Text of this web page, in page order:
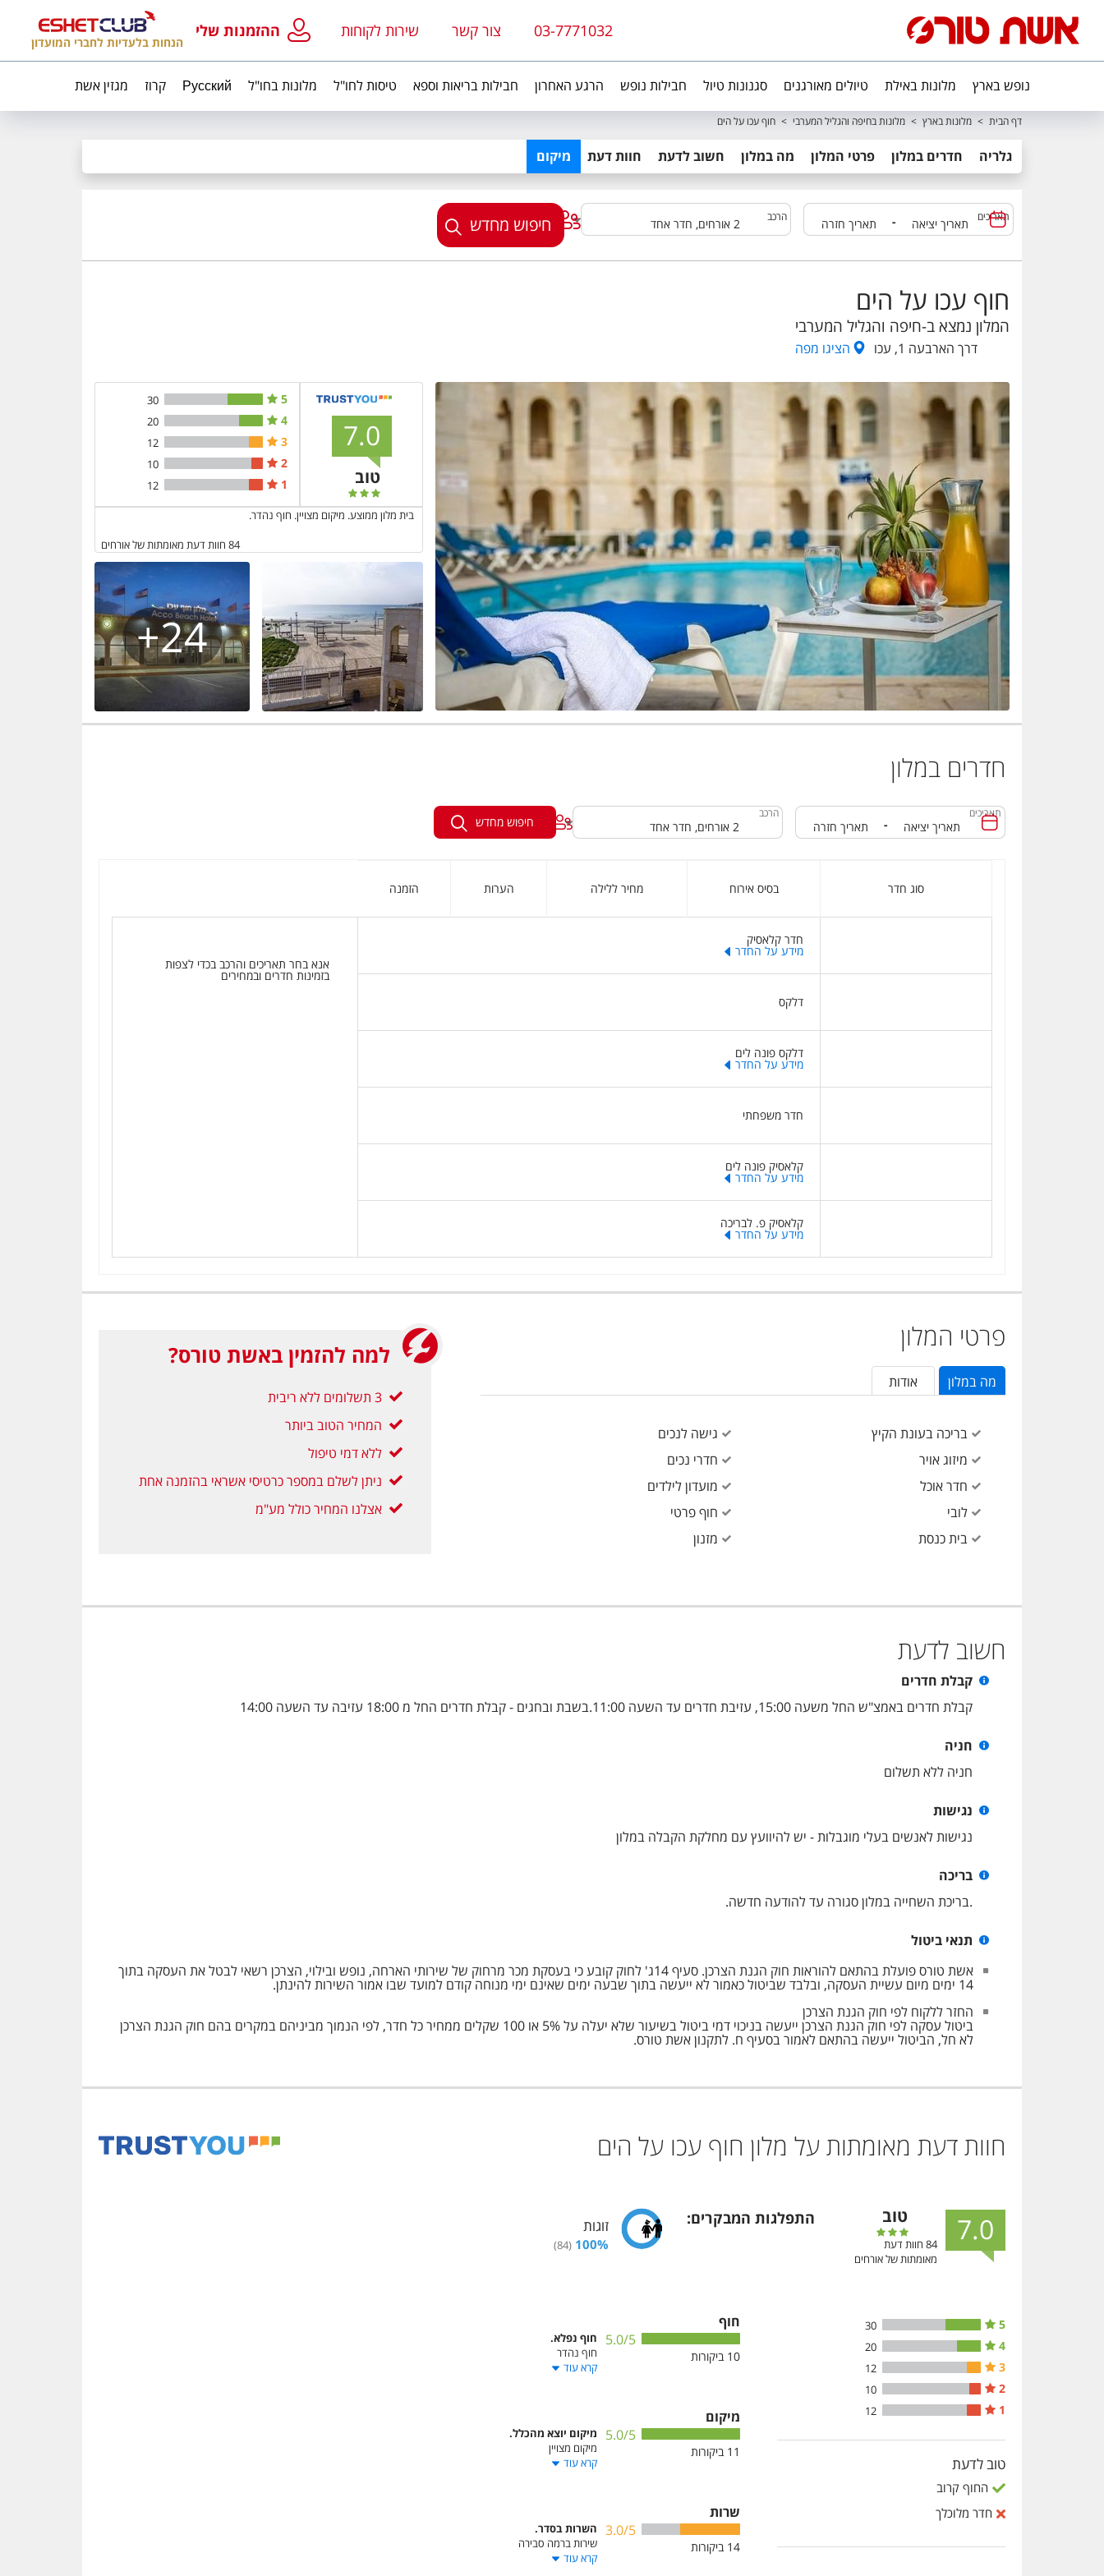
03-7771032 צור קשר שירות לקוחות ההזמנות שלי
הנחות בלעדיות לחברי המועדון
נופש בארץ מלונות באילת טיולים מאורגנים סגנונות טיול חבילות נופש הרגע האחרון חבילות בריאות וספא טיסות לחו"ל מלונות בחו"ל Русский קרוז מגזין אשת
דף הבית > מלונות בארץ > מלונות בחיפה והגליל המערבי > חוף עכו על הים
גלריה חדרים במלון פרטי המלון מה במלון חשוב לדעת חוות דעת מיקום
תאריכים - הרכב חיפוש מחדש
חוף עכו על הים
המלון נמצא ב-חיפה והגליל המערבי
הציגו מפה דרך הארבעה 1, עכו
7.0
טוב
5
30
4
20
3
12
2
10
1
12
בית מלון ממוצע. מיקום מצויין. חוף נהדר.
84 חוות דעת מאומתות של אורחים
24+
חדרים במלון
תאריכים
-
הרכב
חיפוש מחדש
סוג חדר בסיס אירוח מחיר ללילה הערות הזמנה
חדר קלאסיק
מידע על החדר
אנא בחר תאריכים והרכב בכדי לצפות
בזמינות חדרים ובמחירים
דלקס
דלקס פונה לים
מידע על החדר
חדר משפחתי
קלאסיק פונה לים
מידע על החדר
קלאסיק פ. לבריכה
מידע על החדר
פרטי המלון
מה במלון אודות
בריכה בעונת הקיץ
מיזוג אויר
חדר אוכל
לובי
בית כנסת
גישה לנכים
חדרי נכים
מועדון לילדים
חוף פרטי
מזנון
למה להזמין באשת טורס?
3 תשלומים ללא ריבית
המחיר הטוב ביותר
ללא דמי טיפול
ניתן לשלם במספר כרטיסי אשראי בהזמנה אחת
אצלנו המחיר כולל מע"מ
חשוב לדעת
קבלת חדרים
קבלת חדרים באמצ"ש החל משעה 15:00, עזיבת חדרים עד השעה 11:00.בשבת ובחגים - קבלת חדרים החל מ 18:00 עזיבה עד השעה 14:00
חניה
חניה ללא תשלום
נגישות
נגישות לאנשים בעלי מוגבלות - יש להיוועץ עם מחלקת הקבלה במלון
בריכה
.בריכת השחייה במלון סגורה עד להודעה חדשה.
תנאי ביטול
אשת טורס פועלת בהתאם להוראות חוק הגנת הצרכן. סעיף 14ג' לחוק קובע כי בעסקת מכר מרחוק של שירותי הארחה, נופש ובילוי, הצרכן רשאי לבטל את העסקה בתוך
14 ימים מיום עשיית העסקה, ובלבד שביטול כאמור לא ייעשה בתוך שבעה ימים שאינם ימי מנוחה קודם למועד שבו אמור השירות להינתן.
החזר ללקוח לפי חוק הגנת הצרכן
ביטול עסקה לפי חוק הגנת הצרכן ייעשה בניכוי דמי ביטול בשיעור שלא יעלה על 5% או 100 שקלים ממחיר כל חדר, לפי הנמוך מביניהם במקרים בהם חוק הגנת הצרכן
לא חל, הביטול ייעשה בהתאם לאמור בסעיף ח. לתקנון אשת טורס.
חוות דעת מאומתות על מלון חוף עכו על הים
7.0 טוב
84 חוות דעת
מאומתות של אורחים
התפלגות המבקרים: זוגות
100%
(
84
)
5
30
4
20
3
12
2
10
1
12
טוב לדעת
החוף קרוב
חדר מלוכלך
חוף
10 ביקורות
5.0/5
חוף נפלא.
חוף נהדר
קרא עוד
מיקום
11 ביקורות
5.0/5
מיקום יוצא מהכלל.
מיקום מצויין
קרא עוד
שרות
14 ביקורות
3.0/5
השרות בסדר.
שירות ברמה סבירה
קרא עוד